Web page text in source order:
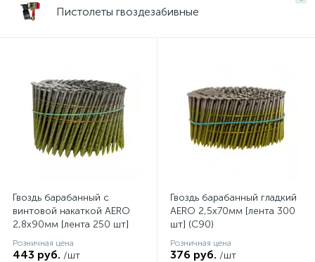
Пистолеты гвоздезабивные
Гвоздь барабанный c
винтовой накаткой AERO
2,8х90мм [лента 250 шт]
(C90)
Розничная цена
443 руб. /шт
Гвоздь барабанный гладкий
AERO 2,5х70мм [лента 300
шт] (C90)
Розничная цена
376 руб. /шт